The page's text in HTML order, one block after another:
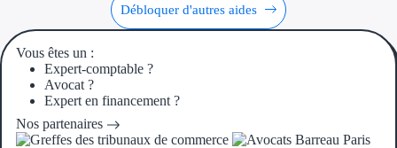
Aides Région
Aides Région
Débloquer d'autres aides
Vous êtes un :
Expert-comptable ?
Avocat ?
Expert en financement ?
Nos partenaires